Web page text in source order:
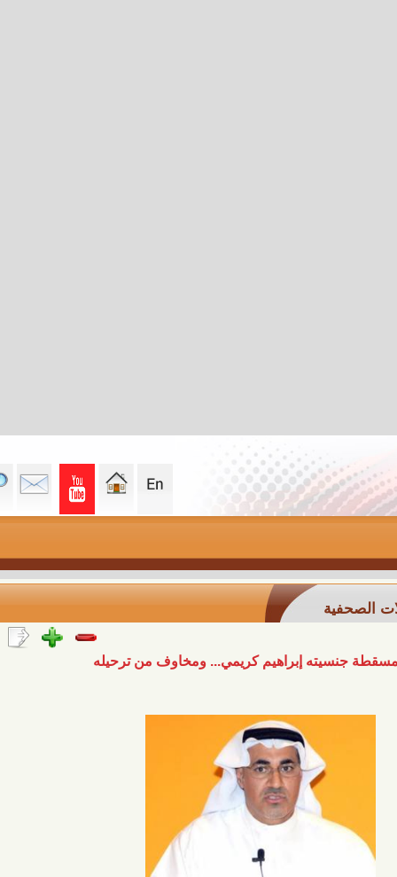
إبراهيم كريمي... ومخاوف من ترحيله